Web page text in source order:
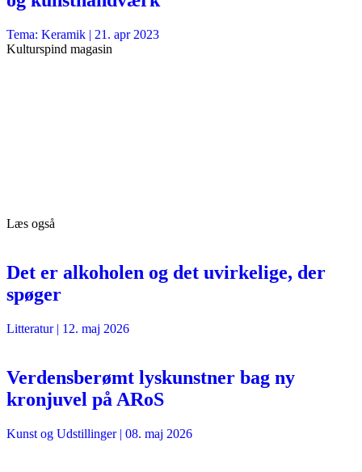
Tema: Keramik | 21. apr 2023
Kulturspind magasin
Læs også
Det er alkoholen og det uvirkelige, der
spøger
Litteratur| 12. maj 2026
Verdensberømt lyskunstner bag ny
kronjuvel på ARoS
Kunst og Udstillinger| 08. maj 2026